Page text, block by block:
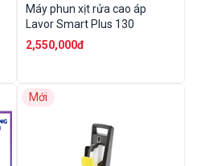
Máy phun xịt rửa cao áp
Lavor Smart Plus 130
2,550,000đ
Mới